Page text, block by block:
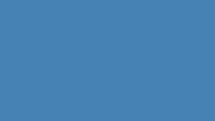
hatásköre egyedi
A képzés
szabályok eltérőek
évi CCIV. törvény a
a mesterszakon,